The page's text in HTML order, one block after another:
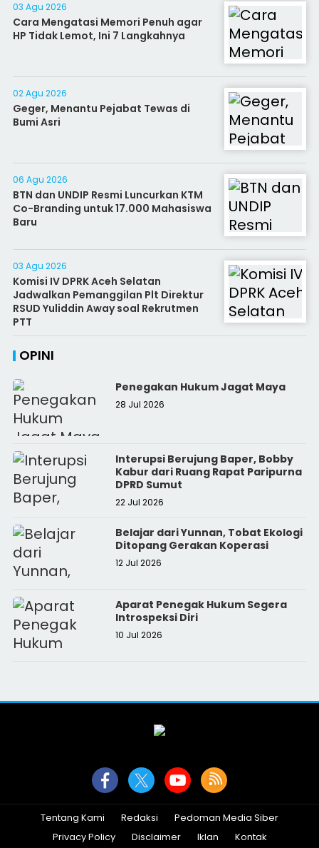
03 Agu 2026
Cara Mengatasi Memori Penuh agar
HP Tidak Lemot, Ini 7 Langkahnya
02 Agu 2026
Geger, Menantu Pejabat Tewas di
Bumi Asri
06 Agu 2026
BTN dan UNDIP Resmi Luncurkan KTM
Co-Branding untuk 17.000 Mahasiswa
Baru
03 Agu 2026
Komisi IV DPRK Aceh Selatan
Jadwalkan Pemanggilan Plt Direktur
RSUD Yuliddin Away soal Rekrutmen
PTT
OPINI
Penegakan Hukum Jagat Maya
28 Jul 2026
Interupsi Berujung Baper, Bobby
Kabur dari Ruang Rapat Paripurna
DPRD Sumut
22 Jul 2026
Belajar dari Yunnan, Tobat Ekologi
Ditopang Gerakan Koperasi
12 Jul 2026
Aparat Penegak Hukum Segera
Introspeksi Diri
10 Jul 2026
Tentang Kami Redaksi
Pedoman Media Siber
Privacy Policy
Disclaimer Iklan Kontak